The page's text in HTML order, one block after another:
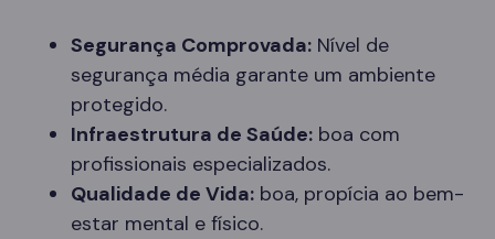
Segurança Comprovada: Nível de
segurança média garante um ambiente
protegido.
Infraestrutura de Saúde: boa com
profissionais especializados.
Qualidade de Vida: boa, propícia ao bem-
estar mental e físico.